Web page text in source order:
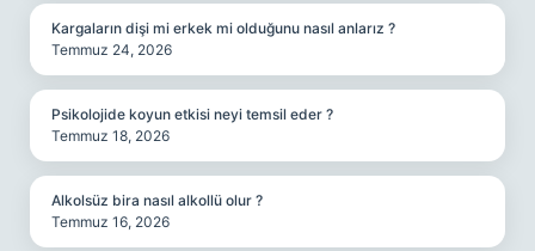
Kargaların dişi mi erkek mi olduğunu nasıl anlarız ?
Temmuz 24, 2026
Psikolojide koyun etkisi neyi temsil eder ?
Temmuz 18, 2026
Alkolsüz bira nasıl alkollü olur ?
Temmuz 16, 2026